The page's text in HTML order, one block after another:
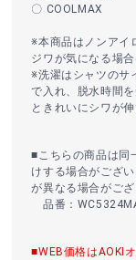
〇 COOLMAX
※本商品はノンアイ
ジワが気になる場
※洗濯はシャツのサ
で入れ、脱水時間
ときれいにシワが伸
■こちらの商品は同
けする場合がござ
が異なる場合がご
品番：
■WEB価格はAOKI